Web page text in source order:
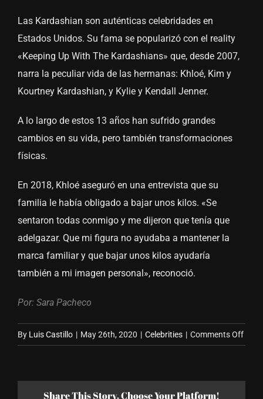
Las Kardashian son auténticas celebridades en
Estados Unidos. Su fama se popularizó con el reality
«Keeping Up With The Kardashians» que, desde 2007,
narra la peculiar vida de las hermanas: Khloé, Kim y
Kourtney Kardashian, y Kylie y Kendall Jenner.
A lo largo de estos 13 años han sufrido grandes
cambios en su vida, pero también transformaciones
físicas.
En 2018, Khloé aseguró en una entrevista que su
familia le había obligado a bajar unos kilos. «Se
sentaron todas conmigo y me dijeron que tenía que
adelgazar. Que mi figura no ayudaba a mantener la
marca familiar y que bajar unos kilos ayudaría
también a mi imagen personal», reconoció.
Por: Sara Pacheco
By Luis Castillo | May 26th, 2020 | Celebrities | Comments Offon
La
Khloé
Share This Story, Choose Your Platform!